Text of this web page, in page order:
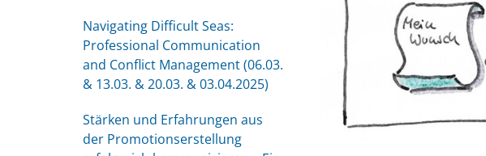
Navigating Difficult Seas:
Professional Communication
and Conflict Management (06.03.
& 13.03. & 20.03. & 03.04.2025)
Stärken und Erfahrungen aus
der Promotionserstellung